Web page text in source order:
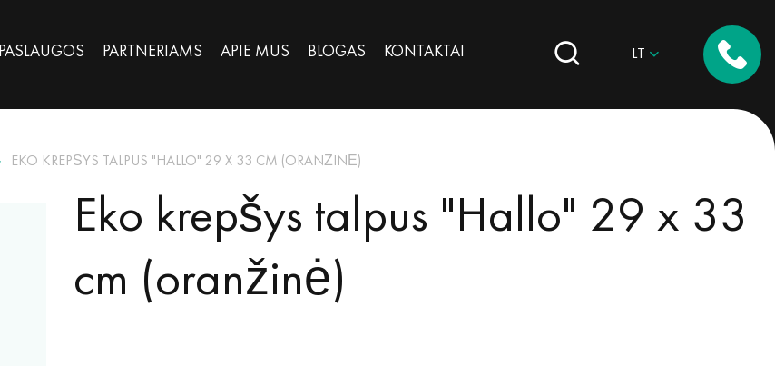
PASLAUGOS PARTNERIAMS APIE MUS BLOGAS KONTAKTAI LT
EKO KREPŠYS TALPUS "HALLO" 29 X 33 CM (ORANŽINĖ)
Eko krepšys talpus "Hallo" 29 x 33
cm (oranžinė)